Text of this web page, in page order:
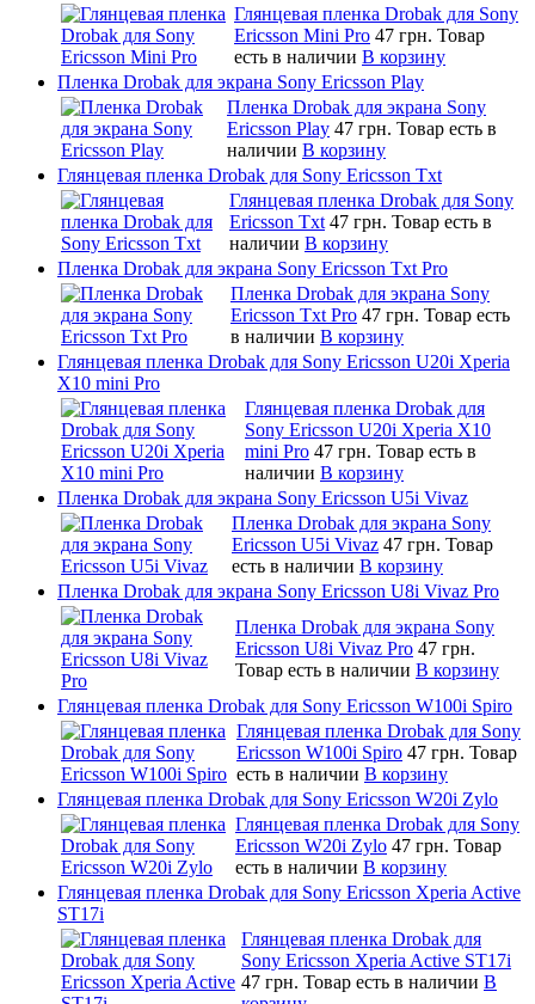
Глянцевая пленка Drobak для Sony
Ericsson Mini Pro 47 грн. Товар
есть в наличии В корзину
Пленка Drobak для экрана Sony Ericsson Play
Пленка Drobak для экрана Sony
Ericsson Play 47 грн. Товар есть в
наличии В корзину
Глянцевая пленка Drobak для Sony Ericsson Txt
Глянцевая пленка Drobak для Sony
Ericsson Txt 47 грн. Товар есть в
наличии В корзину
Пленка Drobak для экрана Sony Ericsson Txt Pro
Пленка Drobak для экрана Sony
Ericsson Txt Pro 47 грн. Товар есть
в наличии В корзину
Глянцевая пленка Drobak для Sony Ericsson U20i Xperia
X10 mini Pro
Глянцевая пленка Drobak для
Sony Ericsson U20i Xperia X10
mini Pro 47 грн. Товар есть в
наличии В корзину
Пленка Drobak для экрана Sony Ericsson U5i Vivaz
Пленка Drobak для экрана Sony
Ericsson U5i Vivaz 47 грн. Товар
есть в наличии В корзину
Пленка Drobak для экрана Sony Ericsson U8i Vivaz Pro
Пленка Drobak для экрана Sony
Ericsson U8i Vivaz Pro 47 грн.
Товар есть в наличии В корзину
Глянцевая пленка Drobak для Sony Ericsson W100i Spiro
Глянцевая пленка Drobak для Sony
Ericsson W100i Spiro 47 грн. Товар
есть в наличии В корзину
Глянцевая пленка Drobak для Sony Ericsson W20i Zylo
Глянцевая пленка Drobak для Sony
Ericsson W20i Zylo 47 грн. Товар
есть в наличии В корзину
Глянцевая пленка Drobak для Sony Ericsson Xperia Active
ST17i
Глянцевая пленка Drobak для
Sony Ericsson Xperia Active ST17i
47 грн. Товар есть в наличии В